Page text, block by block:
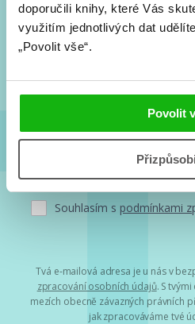
doporučili knihy, které Vás
využitím jednotlivých dat
„Povolit vše“.
Povolit
Vše kolem #youngadult
Nové knihy, co se chystá,
Souhlasím s podmínkami
Tvá e-mailová adresa je u nás v
zpracování osobních údajů. S
mezích obecně závazných právních
jak zpracováváme tvé